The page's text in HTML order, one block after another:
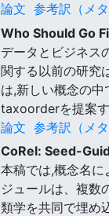
論文 参考訳（メタ
Who Should Go
データとビジネス
関する以前の研究
は,新しい概念の
taxoorderを提案す
論文 参考訳（メタ
CoRel: Seed-
本稿では,概念名
ジュールは、複数
類学を共同で埋め